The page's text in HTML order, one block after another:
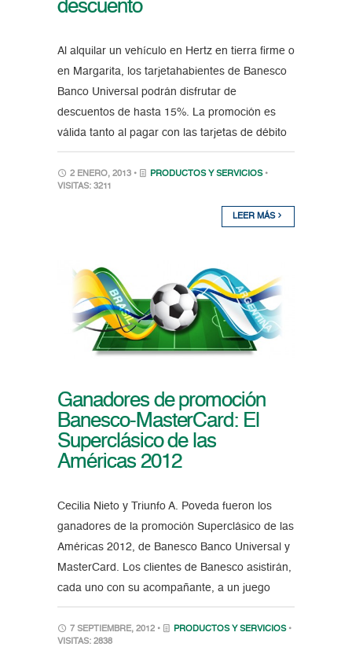
descuento
Al alquilar un vehículo en Hertz en tierra firme o
en Margarita, los tarjetahabientes de Banesco
Banco Universal podrán disfrutar de
descuentos de hasta 15%. La promoción es
válida tanto al pagar con las tarjetas de débito
2 ENERO, 2013 • PRODUCTOS Y SERVICIOS •
VISITAS: 3211
LEER MÁS
Ganadores de promoción
Banesco-MasterCard: El
Superclásico de las
Américas 2012
Cecilia Nieto y Triunfo A. Poveda fueron los
ganadores de la promoción Superclásico de las
Américas 2012, de Banesco Banco Universal y
MasterCard. Los clientes de Banesco asistirán,
cada uno con su acompañante, a un juego
7 SEPTIEMBRE, 2012 • PRODUCTOS Y SERVICIOS •
VISITAS: 2838